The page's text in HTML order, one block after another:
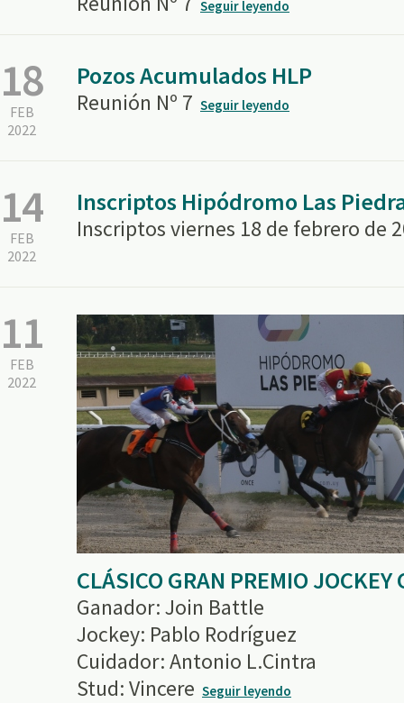
Seguir leyendo
18
FEB
2022
Pozos Acumulados HLP
Reunión Nº 7 Seguir leyendo
14
FEB
2022
Inscriptos Hipódromo Las
Inscriptos viernes 18 de febrero de
11
FEB
2022
CLÁSICO GRAN PREMIO JOCKEY
Ganador: Join Battle
Jockey: Pablo Rodríguez
Cuidador: Antonio L.Cintra
Stud: Vincere Seguir leyendo